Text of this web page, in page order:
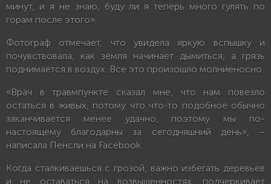
минут, и я не знаю, буду ли я теперь много гулять по
горам после этого».
Фотограф отмечает, что увидела яркую вспышку и
почувствовала, как земля начинает дымиться, а грязь
поднимается в воздух. Все это произошло молниеносно.
«Врач в травмпункте сказал мне, что нам повезло
остаться в живых, потому что что-то подобное обычно
заканчивается менее удачно, поэтому мы по-
настоящему благодарны за сегодняшний день», –
написала Пенсли на Facebook.
Когда сталкиваешься с грозой, важно избегать деревьев
и не оставаться на возвышенностях, подчеркивает